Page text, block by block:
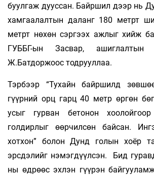
буулгаж дууссан. Байршил дээр нь
хамгаалалтын даланг 180 метрт
метрт нөхөн сэргээх ажлыг хийж
ГУББГ-ын Засвар, ашиглалтын
Ж.Батдоржоос тодрууллаа.
Тэрбээр “Тухайн байршилд
гүүрний орц гарц 40 метр өргөн
усыг гурван бетонон
голдирлыг өөрчилсөн байсан.
хотхон” болон Дунд голын хоёр
эрсдэлийг нэмэгдүүлсэн. Бид
ны өдрөөс эхлэн гүүрэн